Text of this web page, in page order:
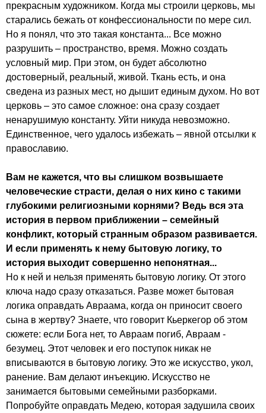
прекрасным художником. Когда мы строили церковь, мы
старались бежать от конфессиональности по мере сил.
Но я понял, что это такая константа... Все можно
разрушить – пространство, время. Можно создать
условный мир. При этом, он будет абсолютно
достоверный, реальный, живой. Ткань есть, и она
сведена из разных мест, но дышит единым духом. Но вот
церковь – это самое сложное: она сразу создает
ненарушимую константу. Уйти никуда невозможно.
Единственное, чего удалось избежать – явной отсылки к
православию.
Вам не кажется, что вы слишком возвышаете
человеческие страсти, делая о них кино с такими
глубокими религиозными корнями? Ведь вся эта
история в первом приближении – семейный
конфликт, который странным образом развивается.
И если применять к нему бытовую логику, то
история выходит совершенно непонятная...
Но к ней и нельзя применять бытовую логику. От этого
ключа надо сразу отказаться. Разве может бытовая
логика оправдать Авраама, когда он приносит своего
сына в жертву? Знаете, что говорит Кьеркегор об этом
сюжете: если Бога нет, то Авраам погиб, Авраам -
безумец. Этот человек и его поступок никак не
вписываются в бытовую логику. Это же искусство, укол,
ранение. Вам делают инъекцию. Искусство не
занимается бытовыми семейными разборками.
Попробуйте оправдать Медею, которая задушила своих